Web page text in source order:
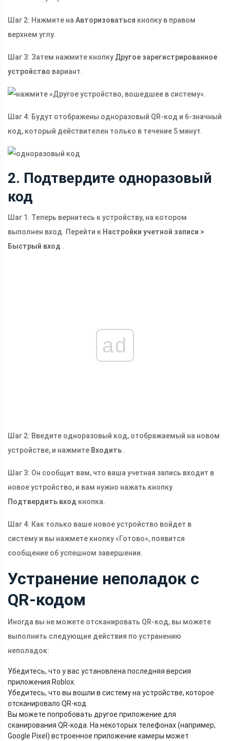
Шаг 2: Нажмите на Авторизоваться кнопку в правом
верхнем углу.
Шаг 3: Затем нажмите кнопку Другое зарегистрированное
устройство вариант.
Шаг 4: Будут отображены одноразовый QR-код и 6-значный
код, который действителен только в течение 5 минут.
2. Подтвердите одноразовый
код
Шаг 1. Теперь вернитесь к устройству, на котором
выполнен вход. Перейти к Настройки учетной записи >
Быстрый вход .
ad
Шаг 2: Введите одноразовый код, отображаемый на новом
устройстве, и нажмите Входить .
Шаг 3: Он сообщит вам, что ваша учетная запись входит в
новое устройство, и вам нужно нажать кнопку
Подтвердить вход кнопка.
Шаг 4: Как только ваше новое устройство войдет в
систему и вы нажмете кнопку «Готово», появится
сообщение об успешном завершении.
Устранение неполадок с
QR-кодом
Иногда вы не можете отсканировать QR-код, вы можете
выполнить следующие действия по устранению
неполадок:
Убедитесь, что у вас установлена ​​последняя версия
приложения Roblox.
Убедитесь, что вы вошли в систему на устройстве, которое
отсканировало QR-код.
Вы можете попробовать другое приложение для
сканирования QR-кода. На некоторых телефонах (например,
Google Pixel) встроенное приложение камеры может